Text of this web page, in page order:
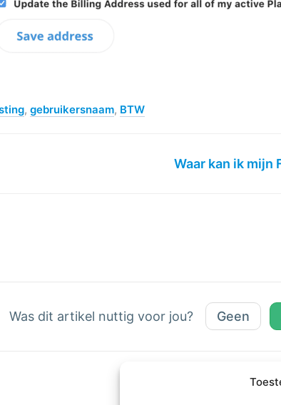
, gebruikersnaam, BTW
Waar kan ik
Was dit artikel nuttig voor jou? Geen